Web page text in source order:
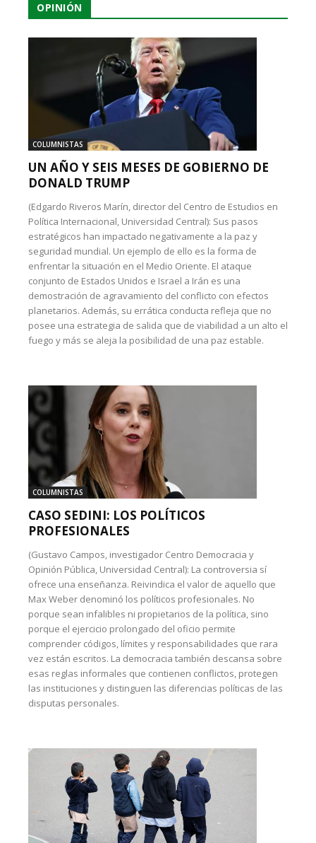
OPINIÓN
COLUMNISTAS
UN AÑO Y SEIS MESES DE GOBIERNO DE
DONALD TRUMP
(Edgardo Riveros Marín, director del Centro de Estudios en
Política Internacional, Universidad Central): Sus pasos
estratégicos han impactado negativamente a la paz y
seguridad mundial. Un ejemplo de ello es la forma de
enfrentar la situación en el Medio Oriente. El ataque
conjunto de Estados Unidos e Israel a Irán es una
demostración de agravamiento del conflicto con efectos
planetarios. Además, su errática conducta refleja que no
posee una estrategia de salida que de viabilidad a un alto el
fuego y más se aleja la posibilidad de una paz estable.
COLUMNISTAS
CASO SEDINI: LOS POLÍTICOS
PROFESIONALES
(Gustavo Campos, investigador Centro Democracia y
Opinión Pública, Universidad Central): La controversia sí
ofrece una enseñanza. Reivindica el valor de aquello que
Max Weber denominó los políticos profesionales. No
porque sean infalibles ni propietarios de la política, sino
porque el ejercicio prolongado del oficio permite
comprender códigos, límites y responsabilidades que rara
vez están escritos. La democracia también descansa sobre
esas reglas informales que contienen conflictos, protegen
las instituciones y distinguen las diferencias políticas de las
disputas personales.